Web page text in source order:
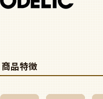
商品特徴